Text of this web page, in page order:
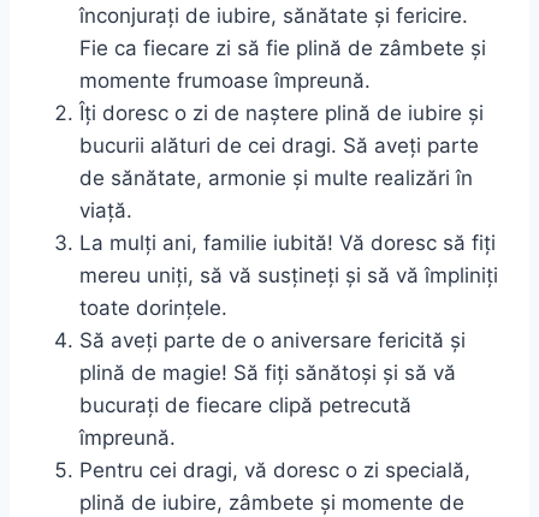
înconjurați de iubire, sănătate și fericire.
Fie ca fiecare zi să fie plină de zâmbete și
momente frumoase împreună.
Îți doresc o zi de naștere plină de iubire și
bucurii alături de cei dragi. Să aveți parte
de sănătate, armonie și multe realizări în
viață.
La mulți ani, familie iubită! Vă doresc să fiți
mereu uniți, să vă susțineți și să vă împliniți
toate dorințele.
Să aveți parte de o aniversare fericită și
plină de magie! Să fiți sănătoși și să vă
bucurați de fiecare clipă petrecută
împreună.
Pentru cei dragi, vă doresc o zi specială,
plină de iubire, zâmbete și momente de